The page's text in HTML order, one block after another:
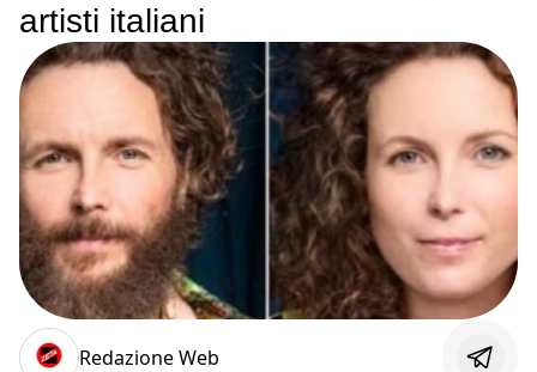
artisti italiani
Redazione Web